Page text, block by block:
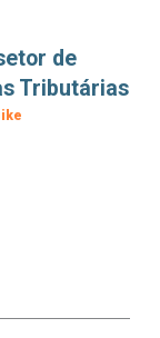
de
Tributárias